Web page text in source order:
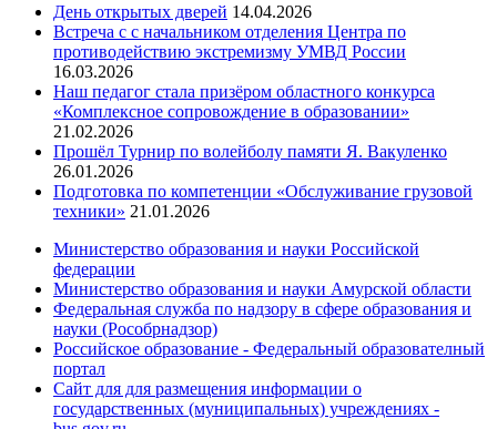
День открытых дверей 14.04.2026
Встреча с с начальником отделения Центра по
противодействию экстремизму УМВД России
16.03.2026
Наш педагог стала призёром областного конкурса
«Комплексное сопровождение в образовании»
21.02.2026
Прошёл Турнир по волейболу памяти Я. Вакуленко
26.01.2026
Подготовка по компетенции «Обслуживание грузовой
техники» 21.01.2026
Министерство образования и науки Российской
федерации
Министерство образования и науки Амурской области
Федеральная служба по надзору в сфере образования и
науки (Рособрнадзор)
Российское образование - Федеральный образователный
портал
Сайт для для размещения информации о
государственных (муниципальных) учреждениях -